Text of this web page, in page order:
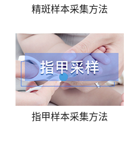
精斑样本采集方法
指甲样本采集方法